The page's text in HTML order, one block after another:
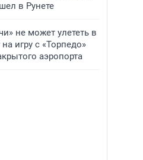
в Рунете
не может улететь в
игру с «Торпедо»
аэропорта